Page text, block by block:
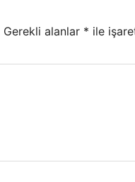
Gerekli alanlar * ile